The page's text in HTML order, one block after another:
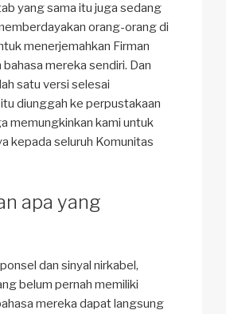
yang sama itu juga sedang
orang-orang di
menerjemahkan Firman
bahasa mereka sendiri. Dan
satu versi selesai
diunggah ke perpustakaan
memungkinkan kami untuk
kepada seluruh Komunitas
apa yang
dan sinyal nirkabel,
belum pernah memiliki
mereka dapat langsung